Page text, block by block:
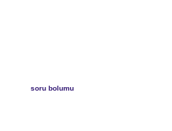
soru bolumu